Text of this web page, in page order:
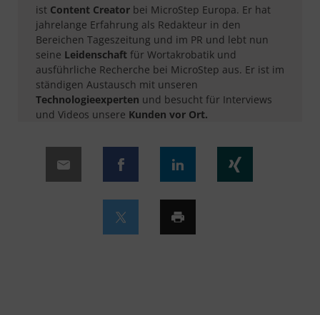
ist Content Creator bei MicroStep Europa. Er hat
jahrelange Erfahrung als Redakteur in den
Bereichen Tageszeitung und im PR und lebt nun
seine Leidenschaft für Wortakrobatik und
ausführliche Recherche bei MicroStep aus. Er ist im
ständigen Austausch mit unseren
Technologieexperten und besucht für Interviews
und Videos unsere Kunden vor Ort.​